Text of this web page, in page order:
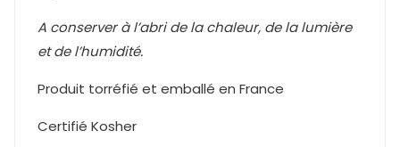
A conserver à l’abri de la chaleur, de la lumière
et de l’humidité.
Produit torréfié et emballé en France
Certifié Kosher